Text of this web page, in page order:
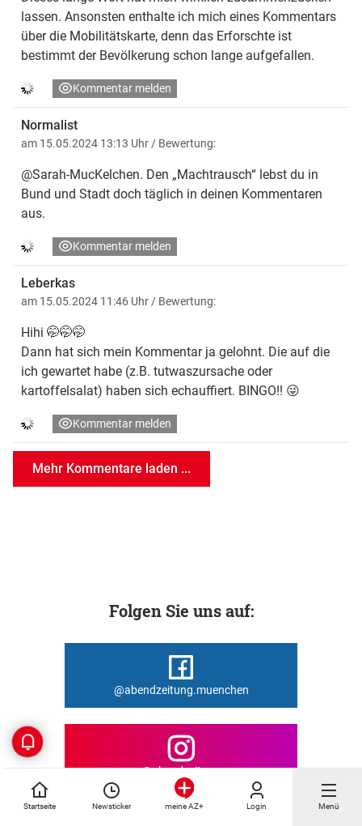
Startseite Newsticker meine AZ+ Login Menü
lassen. Ansonsten enthalte ich mich eines Kommentars
über die Mobilitätskarte, denn das Erforschte ist
bestimmt der Bevölkerung schon lange aufgefallen.
Kommentar melden
Normalist
am 15.05.2024 13:13 Uhr/ Bewertung:
@Sarah-MucKelchen. Den „Machtrausch“ lebst du in
Bund und Stadt doch täglich in deinen Kommentaren
aus.
Kommentar melden
Leberkas
am 15.05.2024 11:46 Uhr/ Bewertung:
Hihi 🤭🤭🤭
Dann hat sich mein Kommentar ja gelohnt. Die auf die
ich gewartet habe (z.B. tutwaszursache oder
kartoffelsalat) haben sich echauffiert. BINGO!! 😜
Kommentar melden
Mehr Kommentare laden ...
Folgen Sie uns auf:
@abendzeitung.muenchen
@abendzeitung